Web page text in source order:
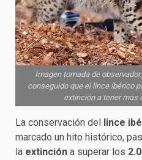
Imagen tomada de
conseguido que el lince ibérico
extinción a tener más
La conservación del lince
marcado un hito histórico,
la extinción a superar los